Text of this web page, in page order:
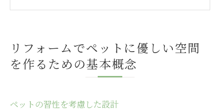
ペットと人が共存するレイアウト
和歌山県のペット事情に適したリフォームの考
和歌山県の気候を活かしたリフォーム
リフォームでペットに優しい空間
を作るための基本概念
ペットの習性を考慮した設計